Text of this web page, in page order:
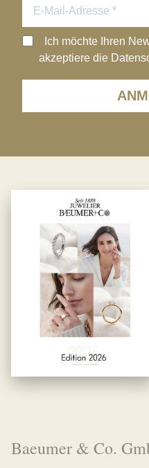
Ich möchte Ihren
akzeptiere die
Baeumer & Co.